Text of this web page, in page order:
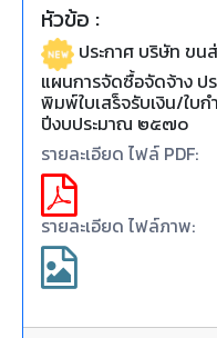
หัวข้อ :
ประกาศ บริษัท ขน
แผนการจัดซื้อจัดจ้าง ป
พิมพ์ใบเสร็จรับเงิน/ใบ
ปีงบประมาณ ๒๕๗๐
รายละเอียด ไฟล์ PDF:
รายละเอียด ไฟล์ภาพ: